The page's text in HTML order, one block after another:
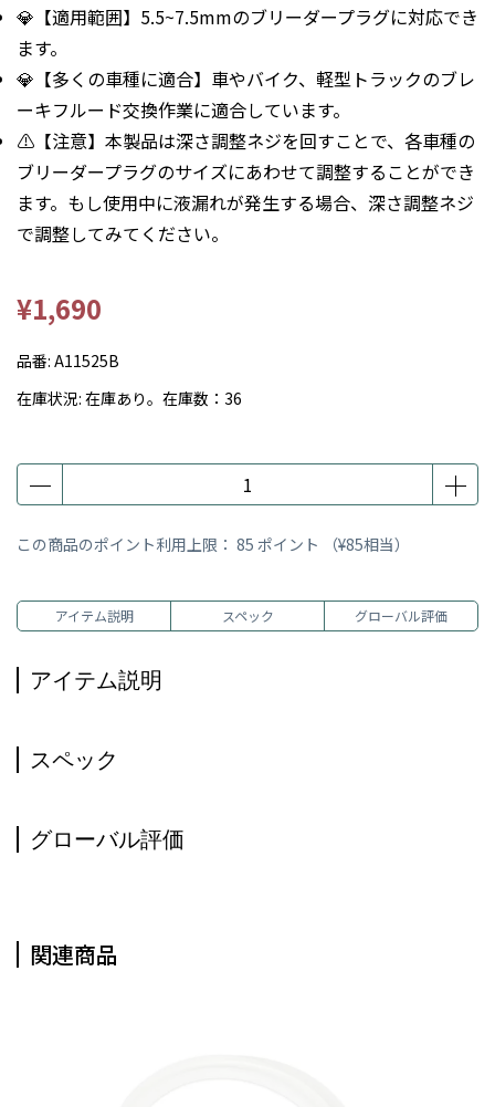
💎【適用範囲】5.5~7.5mmのブリーダープラグに対応でき
ます。
💎【多くの車種に適合】車やバイク、軽型トラックのブレ
ーキフルード交換作業に適合しています。
⚠️【注意】本製品は深さ調整ネジを回すことで、各車種の
ブリーダープラグのサイズにあわせて調整することができ
ます。もし使用中に液漏れが発生する場合、深さ調整ネジ
で調整してみてください。
¥1,690
品番: A11525B
在庫状況: 在庫あり。在庫数：36
この商品のポイント利用上限： 85 ポイント （¥85相当）
アイテム説明 スペック グローバル評価
アイテム説明
スペック
グローバル評価
関連商品